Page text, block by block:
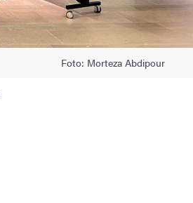
Foto: Morteza Abdipour